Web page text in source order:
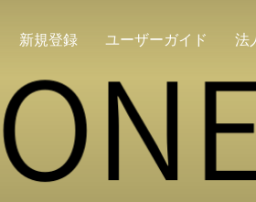
新規登録 ユーザーガイド 法